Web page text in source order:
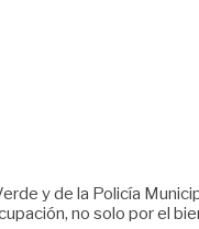
y de la Policía
no solo por el